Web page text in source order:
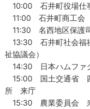
10:00 石井町役場仕
11:00 石井町商工
11:30 名西地区保護
13:30 石井町社会福
祉協議会）
14:30 日本ハムファ
15:00 国土交通省
所 来庁
15:30 農業委員会